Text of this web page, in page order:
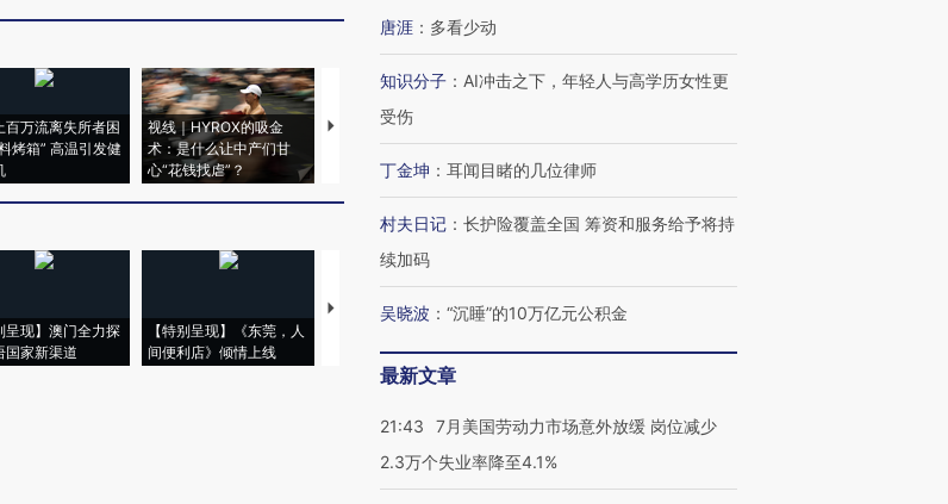
百万流离失所者困
烤箱” 高温引发健
视线｜HYROX的吸金
术：是什么让中产们甘
心“花钱找虐”？
马航飞行员跨国走私7万
粒摇头丸 尿检体内含3种
度Z世代 用街头抗争将教
育部长拱下台
机”？难民潮撕裂西班牙
呈现】澳门全力探
国家新渠道
【特别呈现】《东莞，人
间便利店》倾情上线
【推广】走进第四届链博
有意思的生活方式·第三对
住三大增长引擎是什么？
唐涯 ： 多看少动
知识分子 ： AI冲击之下，年轻人与高学历女性更
受伤
丁金坤 ： 耳闻目睹的几位律师
村夫日记 ： 长护险覆盖全国 筹资和服务给予将持
续加码
吴晓波 ： “沉睡”的10万亿元公积金
最新文章
21:43
7月美国劳动力市场意外放缓 岗位减少
2.3万个失业率降至4.1%